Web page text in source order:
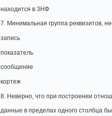
находится в 3НФ
7. Минимальная группа реквизитов,
запись
показатель
сообщение
кортеж
8. Неверно, что при построении
данные в пределах одного столбца